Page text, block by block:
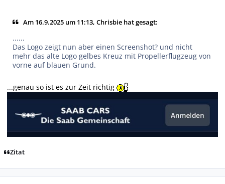
Am 16.9.2025 um 11:13, Chrisbie hat gesagt:
......
Das Logo zeigt nun aber einen Screenshot? und nicht
mehr das alte Logo gelbes Kreuz mit Propellerflugzeug von
vorne auf blauen Grund.
...genau so ist es zur Zeit richtig
Zitat